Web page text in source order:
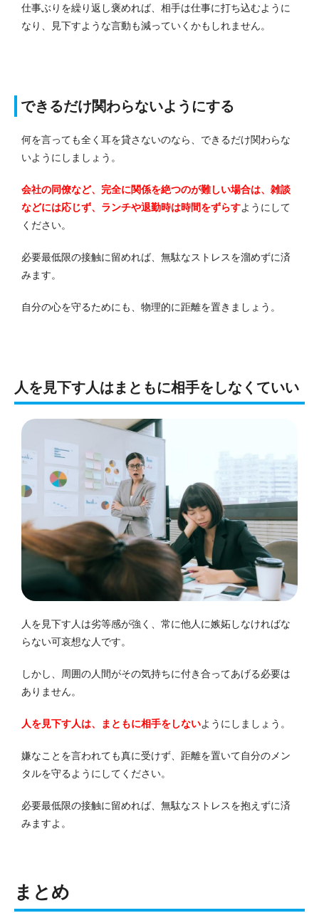
仕事ぶりを繰り返し褒めれば、相手は仕事に打ち込むように
なり、見下すような言動も減っていくかもしれません。
できるだけ関わらないようにする
何を言っても全く耳を貸さないのなら、できるだけ関わらな
いようにしましょう。
会社の同僚など、完全に関係を絶つのが難しい場合は、雑談
などには応じず、ランチや退勤時は時間をずらすようにして
ください。
必要最低限の接触に留めれば、無駄なストレスを溜めずに済
みます。
自分の心を守るためにも、物理的に距離を置きましょう。
人を見下す人はまともに相手をしなくていい
人を見下す人は劣等感が強く、常に他人に嫉妬しなければな
らない可哀想な人です。
しかし、周囲の人間がその気持ちに付き合ってあげる必要は
ありません。
人を見下す人は、まともに相手をしないようにしましょう。
嫌なことを言われても真に受けず、距離を置いて自分のメン
タルを守るようにしてください。
必要最低限の接触に留めれば、無駄なストレスを抱えずに済
みますよ。
まとめ